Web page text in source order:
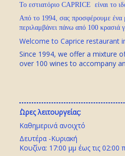
Το εστιατόριο CAPRICE είναι το
Από το 1994, σας προσφέρουμε ένα
περιλαμβάνει πάνω από 100 κρασιά
Welcome to Caprice restaurant
Since 1994, we offer a mixture
over 100 wines to accompany
΄Ωρες λειτουργείας:
Καθημερινά ανοιχτό
Δευτέρα -Κυριακή
Κουζίνα: 17:00 μμ έως τις 02:00